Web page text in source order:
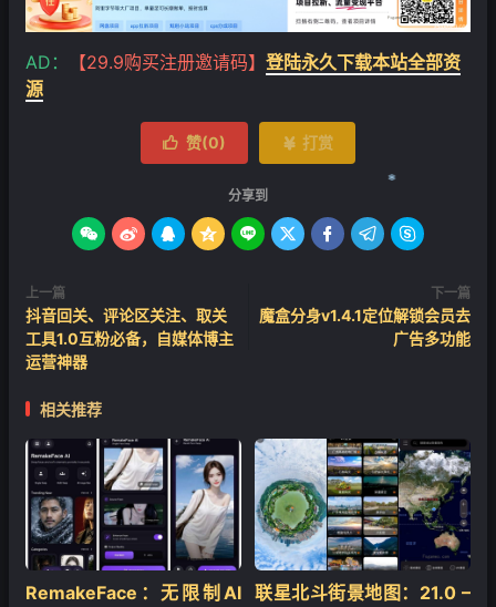
AD： 【29.9购买注册邀请码】 登陆永久下载本站全部资
源
 赞(0)  打赏
分享到
        
上一篇
抖音回关、评论区关注、取关
工具1.0互粉必备，自媒体博主
运营神器
下一篇
魔盒分身v1.4.1定位解锁会员去
广告多功能
相关推荐
RemakeFace：无限制AI
联星北斗街景地图：21.0 –